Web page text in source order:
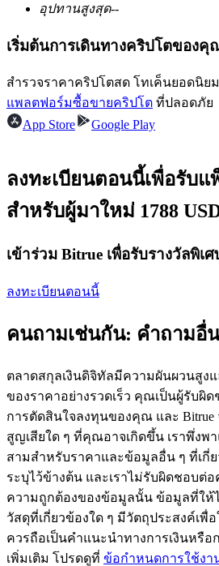
เป็นเทรดเดอร์คัดลอก
เพลิดเพลินกับการแบ่งปันผลกำ
ลอกการซื้อขาย
อุปทานสูงสุด--
เริ่มต้นการเดินทางคริปโตของ
สำรวจราคาคริปโตสด โทเค็นยอดนิ
แพลตฟอร์มซื้อขายคริปโต ที่ปลอดภัย
App Store
Google Play
ลงทะเบียนตอนนี้เพื่อรับ
สำหรับผู้มาใหม่ 1788
เข้าร่วม Bitrue เพื่อรับรางวัลพิเศ
ลงทะเบียนตอนนี้
คนถามเช่นกัน: คำถามอื่
ตลาดสกุลเงินดิจิทัลมีความผันผวนสูง
ของราคาอย่างรวดเร็ว คุณเป็นผู้รับผิด
การตัดสินใจลงทุนของคุณ และ
สูญเสียใด ๆ ที่คุณอาจเกิดขึ้น เราพึ่ง
สามสำหรับราคาและข้อมูลอื่น ๆ ที่เกี่
ระบุไว้ข้างต้น และเราไม่รับผิดชอบต่
ความถูกต้องของข้อมูลนั้น ข้อมูลที่ให้
วัสดุที่เกี่ยวข้องใด ๆ มีวัตถุประสงค์เพื่
ควรถือเป็นคำแนะนำทางการเงินหรื
เพิ่มเติม โปรดดูที่ ข้อกำหนดการใช้งา